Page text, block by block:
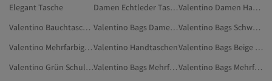
Elegant Tasche
Damen Echtleder Taschen
Valentino Damen Handtaschen
Valentino Bauchtaschen
Valentino Bags Damen Gepäck
Valentino Bags Schwarz Gepäck
Valentino Mehrfarbig SchultertaschenValentino Handtaschen
Valentino Bags Beige Schultertaschen
Valentino Grün Schultertaschen
Valentino Bags Mehrfarbig Handtaschen
Valentino Bags Mehrfarbig Taschen